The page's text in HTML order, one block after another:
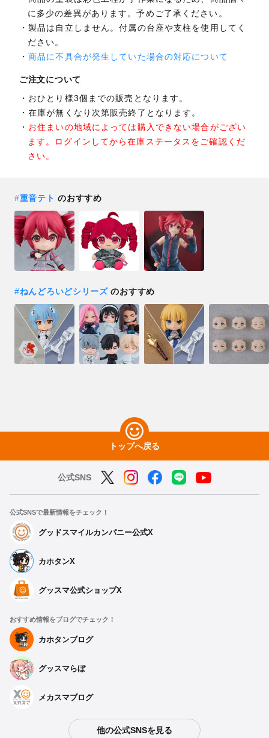
に多少の差異があります。予めご了承ください。
製品は自立しません。付属の台座や支柱を使用してく
ださい。
商品に不具合が発生していた場合の対応について
ご注文について
おひとり様3個までの販売となります。
在庫が無くなり次第販売終了となります。
お住まいの地域によっては購入できない場合がござい
ます。ログインしてから在庫ステータスをご確認くだ
さい。
#重音テト のおすすめ
#ねんどろいどシリーズのおすすめ
トップへ戻る
公式SNS
公式SNSで最新情報をチェック！
グッドスマイルカンパニー公式X
カホタンX
グッスマ公式ショップX
おすすめ情報をブログでチェック！
カホタンブログ
グッスマらぼ
メカスマブログ
他の公式SNSを見る